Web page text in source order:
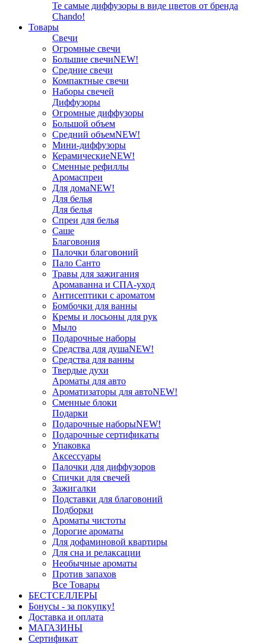
Те самые диффузоры в виде цветов от бренда
Chando!
Товары
Свечи
Огромные свечи
Большие свечиNEW!
Средние свечи
Компактные свечи
Наборы свечей
Диффузоры
Огромные диффузоры
Большой объем
Средний объемNEW!
Мини-диффузоры
КерамическиеNEW!
Сменные рефиллы
Аромаспреи
Для домаNEW!
Для белья
Для белья
Спреи для белья
Саше
Благовония
Палочки благовоний
Пало Санто
Травы для зажигания
Аромаванна и СПА-уход
Антисептики с ароматом
Бомбочки для ванны
Кремы и лосьоны для рук
Мыло
Подарочные наборы
Средства для душаNEW!
Средства для ванны
Твердые духи
Ароматы для авто
Ароматизаторы для автоNEW!
Сменные блоки
Подарки
Подарочные наборыNEW!
Подарочные сертификаты
Упаковка
Аксессуары
Палочки для диффузоров
Спички для свечей
Зажигалки
Подставки для благовоний
Подборки
Ароматы чистоты
Дорогие ароматы
Для дофаминовой квартиры
Для сна и релаксации
Необычные ароматы
Против запахов
Все Товары
БЕСТСЕЛЛЕРЫ
Бонусы - за покупку!
Доставка и оплата
МАГАЗИНЫ
Cертификат